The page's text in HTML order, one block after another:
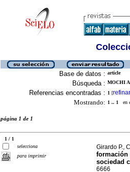
Base de datos : article
Búsqueda : MOCHI
Referencias encontradas : 1 [refinar
Mostrando: 1 .. 1 en
página 1 de 1
1 / 1
selecciona
para imprimir
Girardo P.,
formación
sociedad
6666